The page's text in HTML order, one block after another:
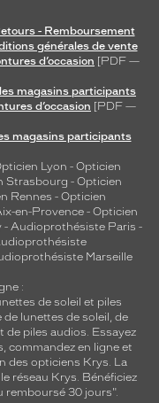
- Remboursement
générales de vente
d’occasion [PDF —
magasins participants
d’occasion [PDF —
magasins participants
Lyon - Opticien
Strasbourg - Opticien
Rennes - Opticien
en-Provence - Opticien
- Audioprothésiste Paris -
Marseille
:
de soleil et piles
lunettes de soleil, de
de piles audios. Essayez
commandez en ligne et
des opticiens Krys. La
réseau Krys. Bénéficiez
remboursé 30 jours".